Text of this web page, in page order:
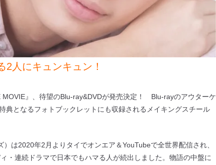
人にキュンキュン！
』、待望のBlu-ray&DVDが発売決定！ Blu-rayのアウターケ
典となるフォトブックレットにも収録されるメイキングスチール
は2020年2⽉よりタイでオンエア＆YouTubeで全世界配信され、
・連続ドラマで⽇本でもハマる人が続出しました。物語の中盤に